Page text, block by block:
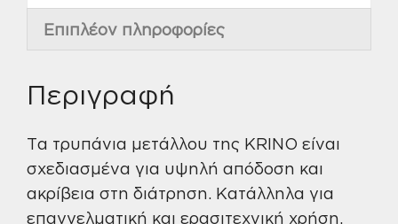
Επιπλέον πληροφορίες
Περιγραφή
Τα τρυπάνια μετάλλου της KRINO είναι
σχεδιασμένα για υψηλή απόδοση και
ακρίβεια στη διάτρηση. Κατάλληλα για
επαγγελματική και ερασιτεχνική χρήση,